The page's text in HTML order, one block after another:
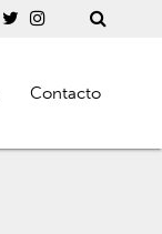
Contacto